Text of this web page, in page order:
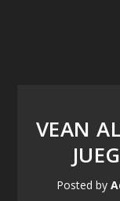
VEAN
Posted by